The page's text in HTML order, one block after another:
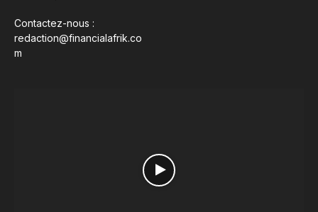
Contactez-nous :
redaction@financialafrik.co
m